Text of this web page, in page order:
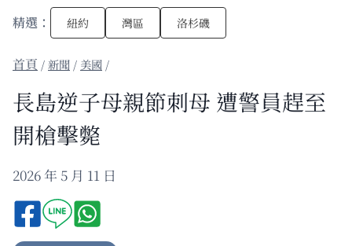
精選： 紐約 灣區 洛杉磯
/新聞 / 美國 /
長島逆子母親節刺母 遭警員趕至
開槍擊斃
2026 年 5 月 11 日